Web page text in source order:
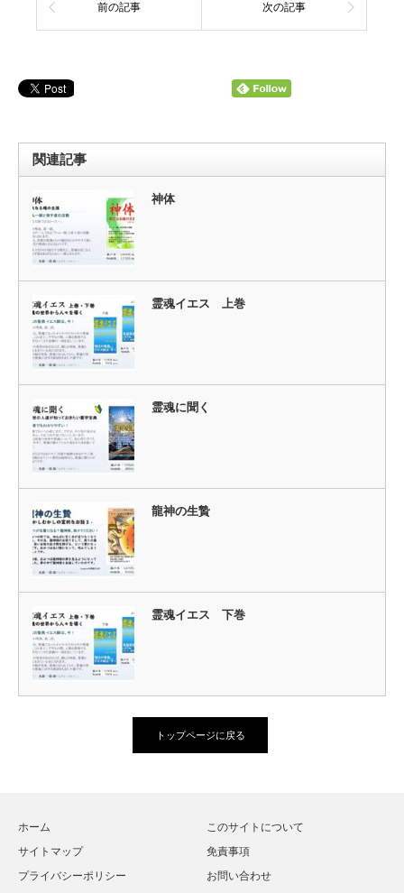
前の記事 次の記事
関連記事
神体
霊魂イエス 上巻
霊魂に聞く
龍神の生贄
霊魂イエス 下巻
トップページに戻る
ホーム
このサイトについて
サイトマップ
免責事項
プライバシーポリシー
お問い合わせ